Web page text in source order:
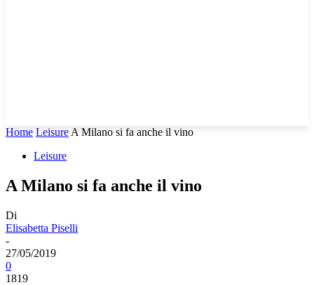
Home Leisure A Milano si fa anche il vino
Leisure
A Milano si fa anche il vino
Di
Elisabetta Piselli
-
27/05/2019
0
1819